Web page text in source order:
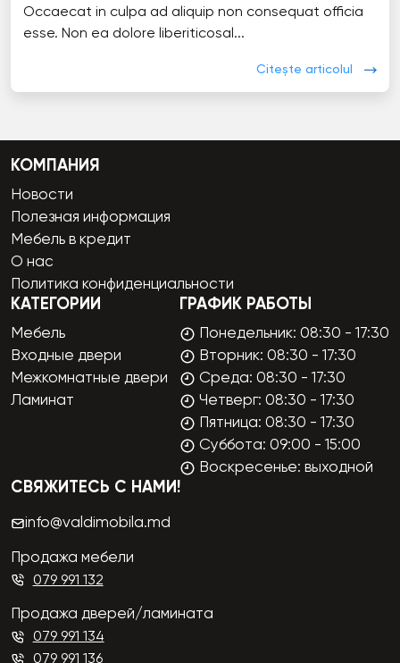
Occaecat in culpa ad aliquip non consequat officia
esse. Non ea dolore liberiticosal...
Citește articolul
КОМПАНИЯ
Новости
Полезная информация
Мебель в кредит
О нас
Политика конфиденциальности
КАТЕГОРИИ
Мебель
Входные двери
Межкомнатные двери
Ламинат
ГРАФИК РАБОТЫ
Понедельник: 08:30 - 17:30
Вторник: 08:30 - 17:30
Среда: 08:30 - 17:30
Четверг: 08:30 - 17:30
Пятница: 08:30 - 17:30
Суббота: 09:00 - 15:00
Воскресенье: выходной
СВЯЖИТЕСЬ С НАМИ!
info@valdimobila.md
Продажа мебели
079 991 132
Продажа дверей/ламината
079 991 134
079 991 136